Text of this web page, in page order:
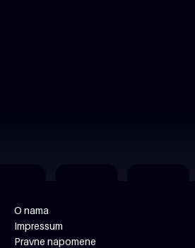
O nama
Impressum
Pravne napomene